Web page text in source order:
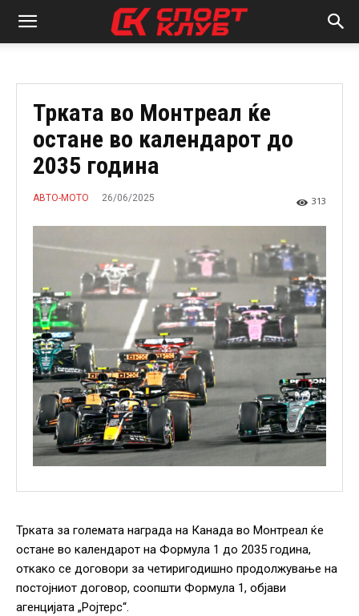
Трката во Монтреал ќе
остане во календарот до
2035 година
АВТО-МОТО 26/06/2025 313
Трката за големата награда на Канада во Монтреал ќе
остане во календарот на Формула 1 до 2035 година,
откако се договори за четиригодишно продолжување на
постојниот договор, соопшти Формула 1, објави
агенцијата „Ројтерс“.